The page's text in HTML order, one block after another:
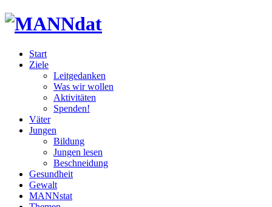
Start
Ziele
Leitgedanken
Was wir wollen
Aktivitäten
Spenden!
Väter
Jungen
Bildung
Jungen lesen
Beschneidung
Gesundheit
Gewalt
MANNstat